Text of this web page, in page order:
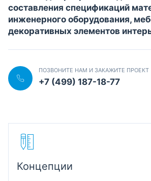
составления спецификаций
инженерного оборудования,
декоративных элементов
ПОЗВОНИТЕ НАМ И ЗАКАЖИТЕ ПРОЕКТ
+7 (499) 187-18-77
Концепции